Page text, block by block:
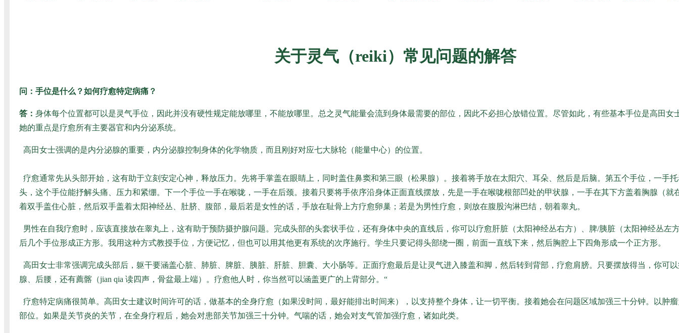
关于灵气（reiki）常见问题的解答
问：手位是什么？如何疗愈特定病痛？
答 ： 身体每个位置都可以是灵气手位，因此并没有硬性规定能放哪里，不能放哪里。总之灵气能量会流到身体最需要的部位，因此不必担心放错位置。尽管如此，有些基本手位是高田女
她的重点是疗愈所有主要器官和内分泌系统。
高田女士强调的是内分泌腺的重要，内分泌腺控制身体的化学物质，而且刚好对应七大脉轮（能量中心）的位置。
疗愈通常先从头部开始，这有助于立刻安定心神，释放压力。先将手掌盖在眼睛上，同时盖住鼻窦和第三眼（松果腺）。接着将手放在太阳穴、耳朵、然后是后脑。第五个手位，一手
头，这个手位能抒解头痛、压力和紧绷。下一个手位一手在喉咙，一手在后颈。接着只要将手依序沿身体正面直线摆放，先是一手在喉咙根部凹处的甲状腺，一手在其下方盖着胸腺（就
着双手盖住心脏，然后双手盖着太阳神经丛、肚脐、腹部，最后若是女性的话，手放在耻骨上方疗愈卵巢；若是为男性疗愈，则放在腹股沟淋巴结，朝着睾丸。
男性在自我疗愈时，应该直接放在睾丸上，这有助于预防摄护腺问题。完成头部的头套状手位，还有身体中央的直线后，你可以疗愈肝脏（太阳神经丛右方）、脾/胰脏（太阳神经丛左
后几个手位形成正方形。我用这种方式教授手位，方便记忆，但也可以用其他更有系统的次序施行。学生只要记得头部绕一圈，前面一直线下来，然后胸腔上下四角形成一个正方形。
高田女士非常强调完成头部后，躯干要涵盖心脏、肺脏、脾脏、胰脏、肝脏、胆囊、大小肠等。正面疗愈最后是让灵气进入膝盖和脚，然后转到背部，疗愈肩膀。只要摆放得当，你可
腺、后腰，还有薦髂（jian qia 读四声，骨盆最上端）。疗愈他人时，你当然可以涵盖更广的上背部分。“
疗愈特定病痛很简单。高田女士建议时间许可的话，做基本的全身疗愈（如果没时间，最好能排出时间来），以支持整个身体，让一切平衡。接着她会在问题区域加强三十分钟。以肿
部位。如果是关节炎的关节，在全身疗程后，她会对患部关节加强三十分钟。气喘的话，她会对支气管加强疗愈，诸如此类。